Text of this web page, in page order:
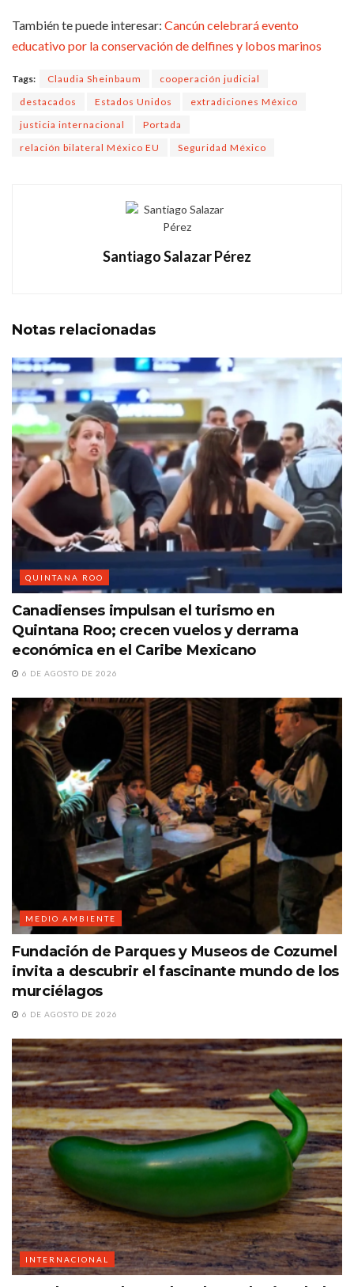
También te puede interesar: Cancún celebrará evento
educativo por la conservación de delfines y lobos marinos
Tags: Claudia Sheinbaum
cooperación judicial
destacados
Estados Unidos
extradiciones México
justicia internacional
Portada
relación bilateral México EU
Seguridad México
Santiago Salazar Pérez
Notas relacionadas
QUINTANA ROO
Canadienses impulsan el turismo en
Quintana Roo; crecen vuelos y derrama
económica en el Caribe Mexicano
6 DE AGOSTO DE 2026
MEDIO AMBIENTE
Fundación de Parques y Museos de Cozumel
invita a descubrir el fascinante mundo de los
murciélagos
6 DE AGOSTO DE 2026
INTERNACIONAL